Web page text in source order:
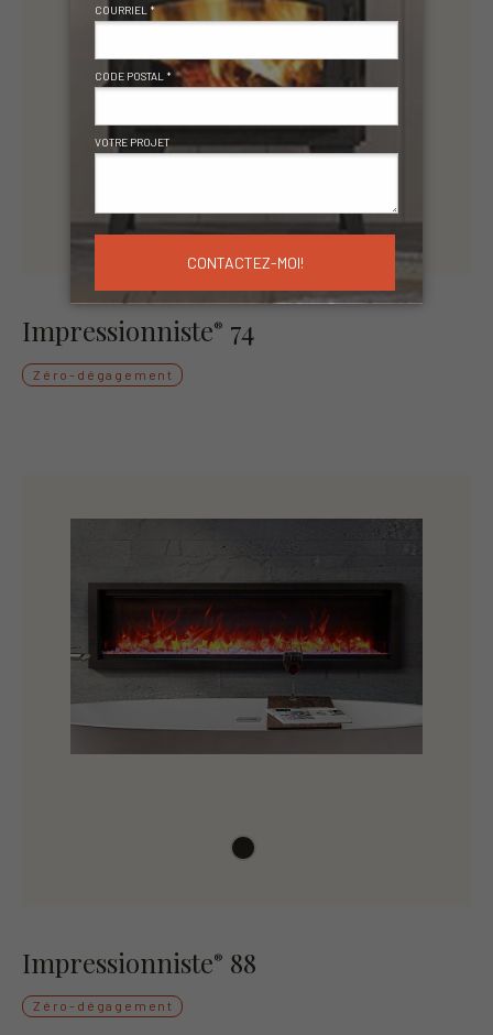
Impressionniste® 74
Zéro-dégagement
Impressionniste® 88
Zéro-dégagement